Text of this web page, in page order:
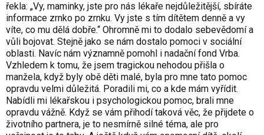
řekla: „Vy, maminky, jste pro nás lékaře nejdůležitější, sbíráte
informace zrnko po zrnku. Vy jste s tím dítětem denně a vy
víte, co mu dělá dobře.“ Ohromně mi to dodalo sebevědomí a
vůli bojovat. Stejně jako se nám dostalo pomoci v sociální
oblasti. Navíc nám významně pomohl i nadační fond Vrba.
Vzhledem k tomu, že jsem tragickou nehodou přišla o
manžela, když byly obě děti malé, byla pro mne tato pomoc
opravdu velmi důležitá. Poradili mi, co a kde mám vyřídit.
Nabídli mi lékařskou i psychologickou pomoc, brali mne
opravdu vážně. Když se vám přihodí taková věc, že přijdete o
životního partnera, je to nesmírně silné téma, ale pro